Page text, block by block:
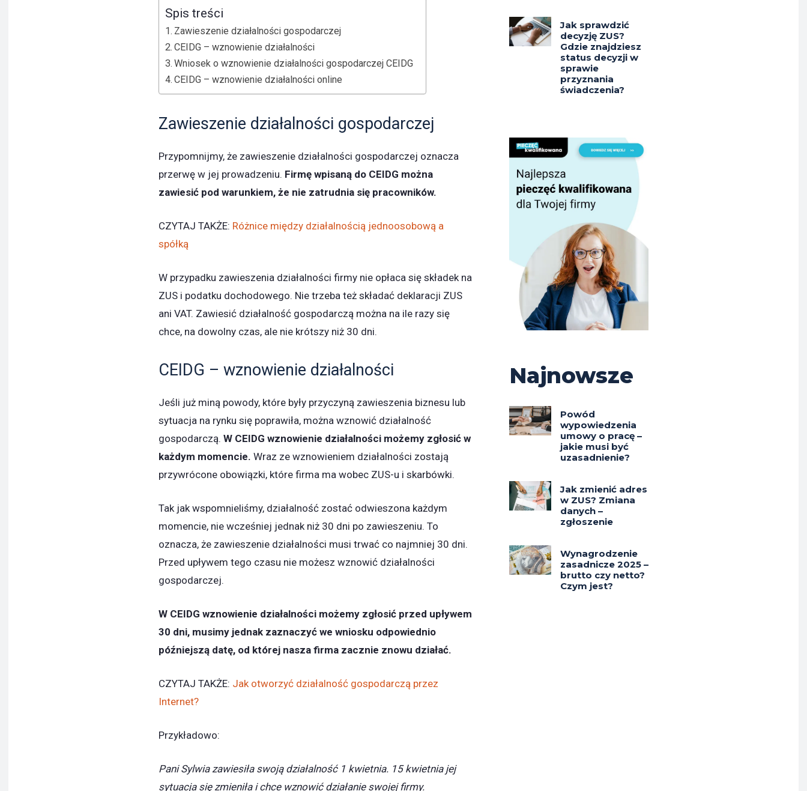
Spis treści
Zawieszenie działalności gospodarczej
CEIDG – wznowienie działalności
Wniosek o wznowienie działalności gospodarczej CEIDG
CEIDG – wznowienie działalności online
Zawieszenie działalności gospodarczej
Przypomnijmy, że zawieszenie działalności gospodarczej oznacza
przerwę w jej prowadzeniu. Firmę wpisaną do CEIDG można
zawiesić pod warunkiem, że nie zatrudnia się pracowników.
CZYTAJ TAKŻE: Różnice między działalnością jednoosobową a
spółką
W przypadku zawieszenia działalności firmy nie opłaca się składek na
ZUS i podatku dochodowego. Nie trzeba też składać deklaracji ZUS
ani VAT. Zawiesić działalność gospodarczą można na ile razy się
chce, na dowolny czas, ale nie krótszy niż 30 dni.
CEIDG – wznowienie działalności
Jeśli już miną powody, które były przyczyną zawieszenia biznesu lub
sytuacja na rynku się poprawiła, można wznowić działalność
gospodarczą. W CEIDG wznowienie działalności możemy zgłosić w
każdym momencie. Wraz ze wznowieniem działalności zostają
przywrócone obowiązki, które firma ma wobec ZUS-u i skarbówki.
Tak jak wspomnieliśmy, działalność zostać odwieszona każdym
momencie, nie wcześniej jednak niż 30 dni po zawieszeniu. To
oznacza, że zawieszenie działalności musi trwać co najmniej 30 dni.
Przed upływem tego czasu nie możesz wznowić działalności
gospodarczej.
W CEIDG wznowienie działalności możemy zgłosić przed upływem
30 dni, musimy jednak zaznaczyć we wniosku odpowiednio
późniejszą datę, od której nasza firma zacznie znowu działać.
CZYTAJ TAKŻE: Jak otworzyć działalność gospodarczą przez
Internet?
Przykładowo:
Pani Sylwia zawiesiła swoją działalność 1 kwietnia. 15 kwietnia jej
sytuacja się zmieniła i chce wznowić działanie swojej firmy.
Jak sprawdzić
decyzję ZUS?
Gdzie znajdziesz
status decyzji w
sprawie
przyznania
świadczenia?
Najnowsze
Powód
wypowiedzenia
umowy o pracę –
jakie musi być
uzasadnienie?
Jak zmienić adres
w ZUS? Zmiana
danych –
zgłoszenie
Wynagrodzenie
zasadnicze 2025 –
brutto czy netto?
Czym jest?